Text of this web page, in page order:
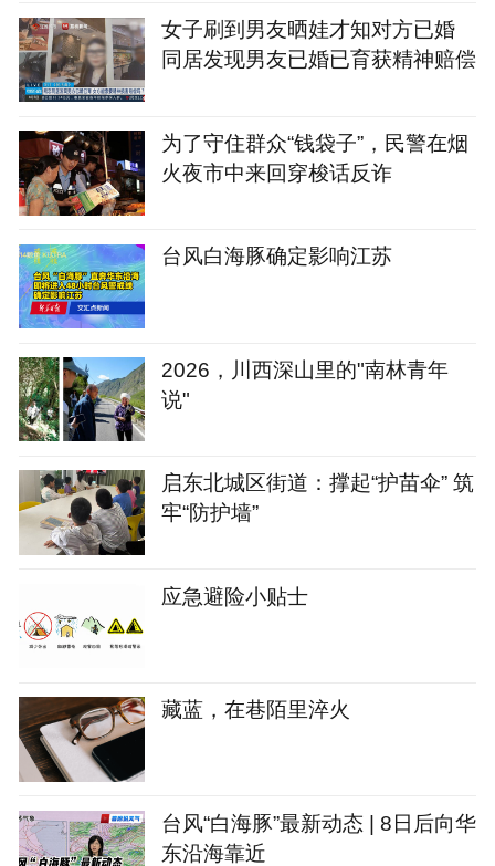
女子刷到男友晒娃才知对方已婚
同居发现男友已婚已育获精神赔偿
为了守住群众“钱袋子”，民警在烟
火夜市中来回穿梭话反诈
台风白海豚确定影响江苏
2026，川西深山里的"南林青年
说"
启东北城区街道：撑起“护苗伞” 筑
牢“防护墙”
应急避险小贴士
藏蓝，在巷陌里淬火
台风“白海豚”最新动态 | 8日后向华
东沿海靠近